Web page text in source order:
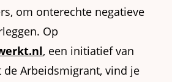
om onterechte negatieve
Op
, een initiatief van
Arbeidsmigrant, vind je